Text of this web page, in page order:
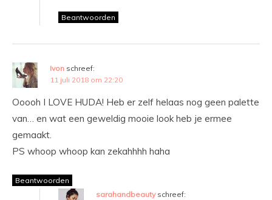
Beantwoorden
Ivon schreef:
11 juli 2018 om 22:20
Ooooh I LOVE HUDA! Heb er zelf helaas nog geen palette
van… en wat een geweldig mooie look heb je ermee
gemaakt.
PS whoop whoop kan zekahhhh haha
Beantwoorden
sarahandbeauty schreef: